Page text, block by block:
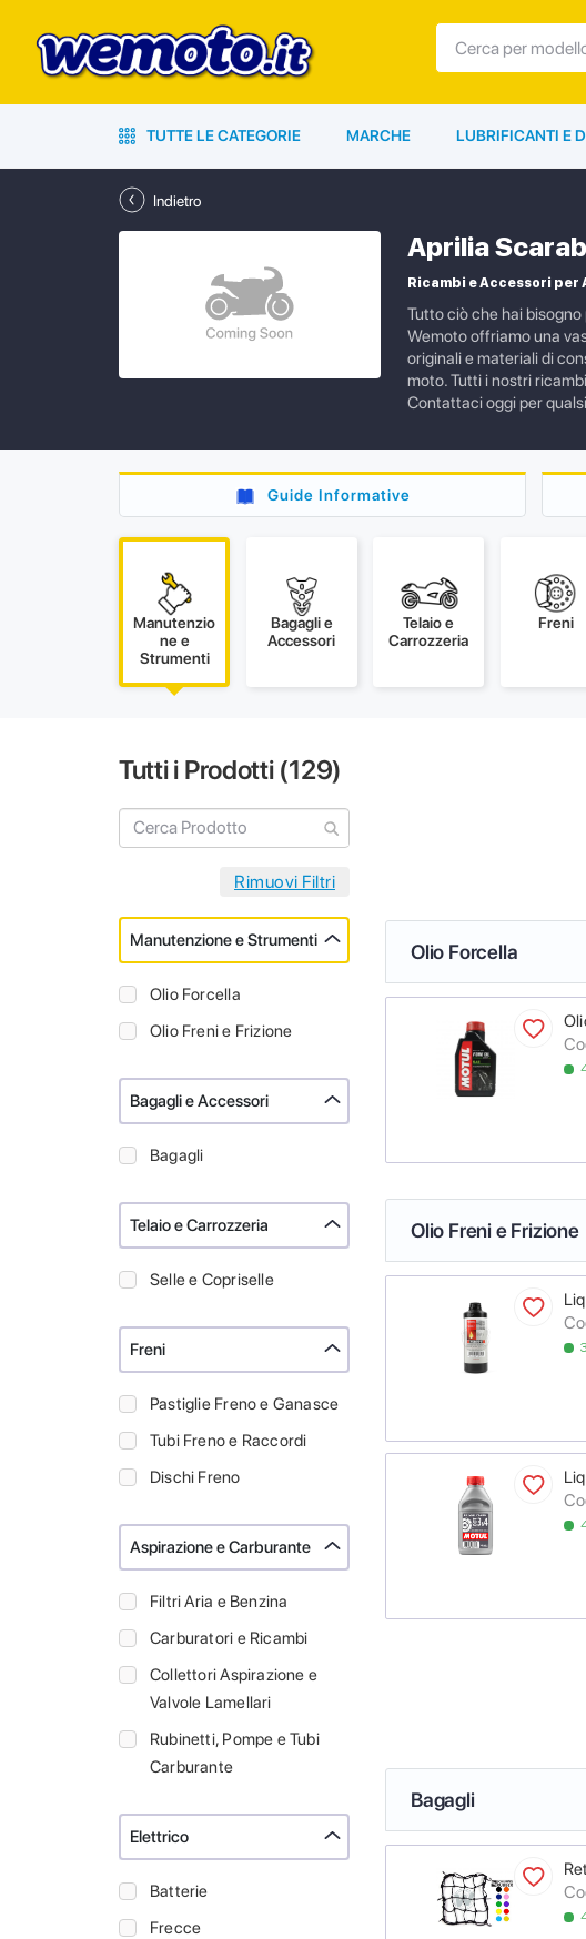
TUTTE LE CATEGORIE MARCHE LUBRIFICANTI E
Indietro
Aprilia
Ricambi e Accessori per
Tutto ciò che hai
Wemoto offriamo una
originali e materiali di
moto. Tutti i nostri
Contattaci oggi per
Guide Informative
Manutenzio
ne e
Strumenti
Bagagli e
Accessori
Telaio e
Carrozzeria
Freni
Tutti i Prodotti (129)
Manutenzione e Strumenti
Olio Forcella
Olio Freni e Frizione
Bagagli e Accessori
Bagagli
Telaio e Carrozzeria
Selle e Copriselle
Freni
Pastiglie Freno e Ganasce
Tubi Freno e Raccordi
Dischi Freno
Aspirazione e Carburante
Filtri Aria e Benzina
Carburatori e Ricambi
Collettori Aspirazione e
Valvole Lamellari
Rubinetti, Pompe e Tubi
Carburante
Elettrico
Batterie
Frecce
Olio Forcella
Olio Freni e Frizione
Bagagli